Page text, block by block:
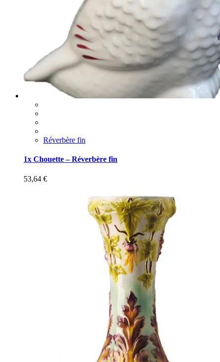
Réverbère fin
1x Chouette – Réverbère fin
53,64 €